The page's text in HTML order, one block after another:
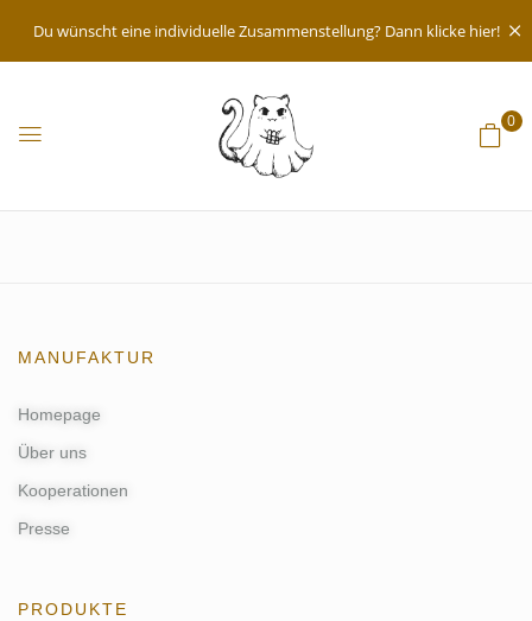
Du wünscht eine individuelle Zusammenstellung? Dann klicke hier!
0
MANUFAKTUR
Homepage
Über uns
Kooperationen
Presse
PRODUKTE